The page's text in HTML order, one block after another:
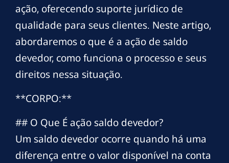
ação, oferecendo suporte jurídico de
qualidade para seus clientes. Neste artigo,
abordaremos o que é a ação de saldo
devedor, como funciona o processo e seus
direitos nessa situação.
**CORPO:**
## O Que É ação saldo devedor?
Um saldo devedor ocorre quando há uma
diferença entre o valor disponível na conta